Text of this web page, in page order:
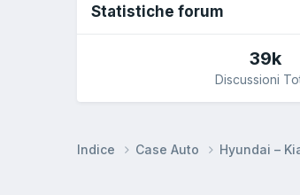
Statistiche forum
39k
Discussioni
Indice Case Auto Hyundai –